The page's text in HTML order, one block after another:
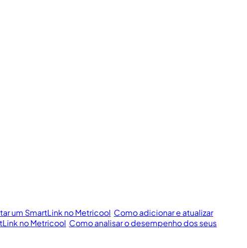
um SmartLink no Metricool Como adicionar e atualizar
no Metricool Como analisar o desempenho dos seus